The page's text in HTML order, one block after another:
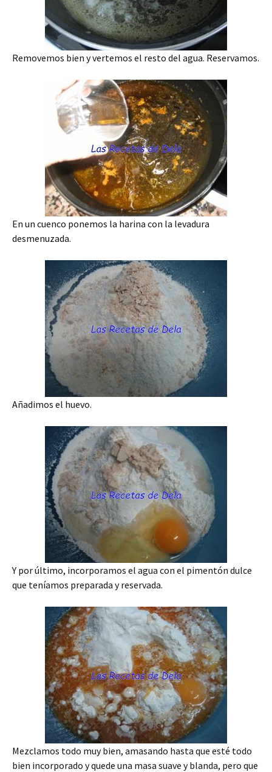
Removemos bien y vertemos el resto del agua. Reservamos.
En un cuenco ponemos la harina con la levadura
desmenuzada.
Añadimos el huevo.
Y por último, incorporamos el agua con el pimentón dulce
que teníamos preparada y reservada.
Mezclamos todo muy bien, amasando hasta que esté todo
bien incorporado y quede una masa suave y blanda, pero que